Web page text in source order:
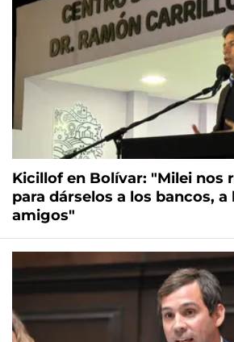
Kicillof en Bolívar: "Milei nos
para dárselos a los bancos, a
amigos"